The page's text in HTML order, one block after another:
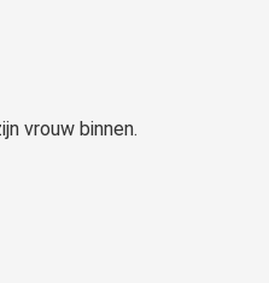
vrouw binnen.